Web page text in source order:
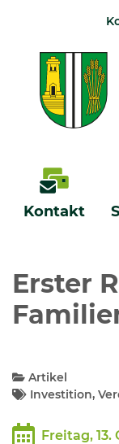
Kontakt
Erster
Artikel
Investition,
Freitag, 13.